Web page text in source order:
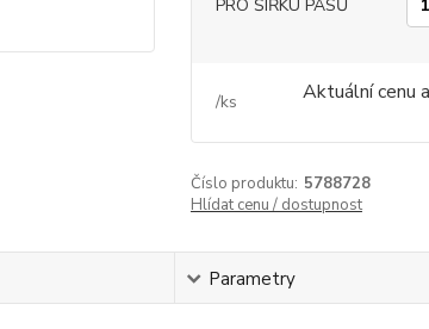
PRO ŠÍŘKU PÁSŮ
/ks
Aktuální cenu
Číslo produktu: 5788728
Hlídat cenu / dostupnost
Parametry